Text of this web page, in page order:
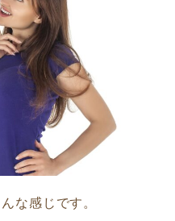
な感じです。